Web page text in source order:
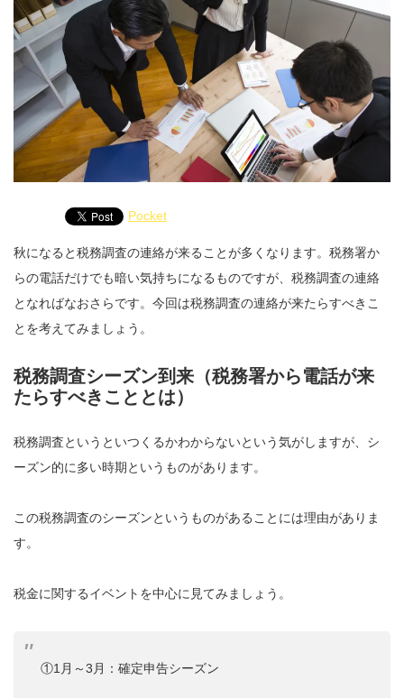
Pocket
秋になると税務調査の連絡が来ることが多くなります。税務署か
らの電話だけでも暗い気持ちになるものですが、税務調査の連絡
となればなおさらです。今回は税務調査の連絡が来たらすべきこ
とを考えてみましょう。
税務調査シーズン到来（税務署から電話が来
たらすべきこととは）
税務調査というといつくるかわからないという気がしますが、シ
ーズン的に多い時期というものがあります。
この税務調査のシーズンというものがあることには理由がありま
す。
税金に関するイベントを中心に見てみましょう。
①1月～3月：確定申告シーズン